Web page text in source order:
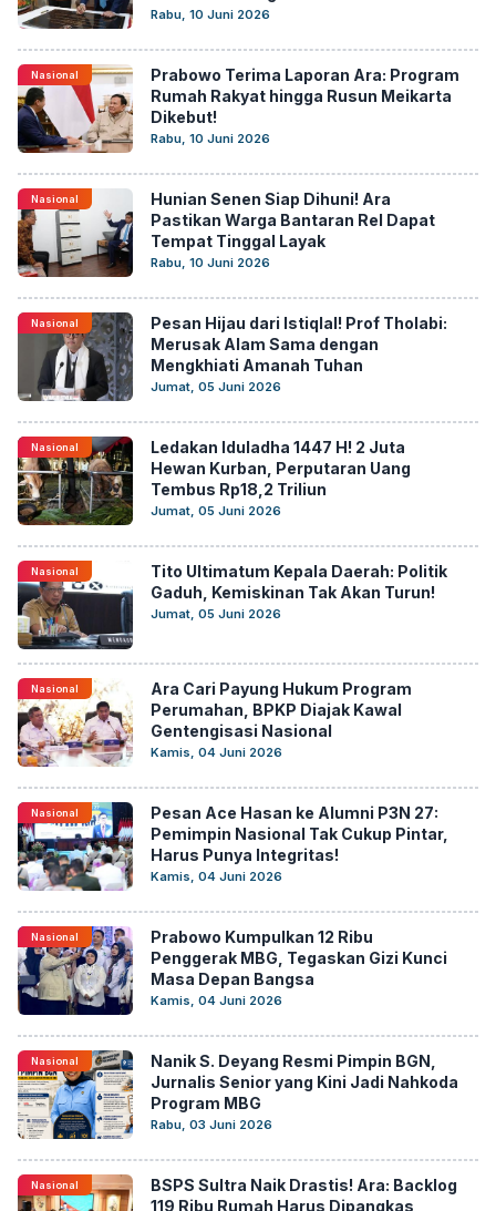
Rabu, 10 Juni 2026
Nasional
Prabowo Terima Laporan Ara: Program
Rumah Rakyat hingga Rusun Meikarta
Dikebut!
Rabu, 10 Juni 2026
Nasional
Hunian Senen Siap Dihuni! Ara
Pastikan Warga Bantaran Rel Dapat
Tempat Tinggal Layak
Rabu, 10 Juni 2026
Nasional
Pesan Hijau dari Istiqlal! Prof Tholabi:
Merusak Alam Sama dengan
Mengkhiati Amanah Tuhan
Jumat, 05 Juni 2026
Nasional
Ledakan Iduladha 1447 H! 2 Juta
Hewan Kurban, Perputaran Uang
Tembus Rp18,2 Triliun
Jumat, 05 Juni 2026
Nasional
Tito Ultimatum Kepala Daerah: Politik
Gaduh, Kemiskinan Tak Akan Turun!
Jumat, 05 Juni 2026
Nasional
Ara Cari Payung Hukum Program
Perumahan, BPKP Diajak Kawal
Gentengisasi Nasional
Kamis, 04 Juni 2026
Nasional
Pesan Ace Hasan ke Alumni P3N 27:
Pemimpin Nasional Tak Cukup Pintar,
Harus Punya Integritas!
Kamis, 04 Juni 2026
Nasional
Prabowo Kumpulkan 12 Ribu
Penggerak MBG, Tegaskan Gizi Kunci
Masa Depan Bangsa
Kamis, 04 Juni 2026
Nasional
Nanik S. Deyang Resmi Pimpin BGN,
Jurnalis Senior yang Kini Jadi Nahkoda
Program MBG
Rabu, 03 Juni 2026
Nasional
BSPS Sultra Naik Drastis! Ara: Backlog
119 Ribu Rumah Harus Dipangkas